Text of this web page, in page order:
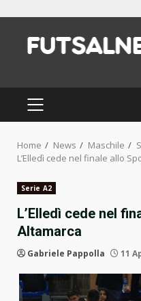
content
PRIMARY
MENU
Home News Maschile
L’Elledì cede nel finale allo
Serie A2
L’Elledì cede nel
Altamarca
Gabriele Pappolla 11